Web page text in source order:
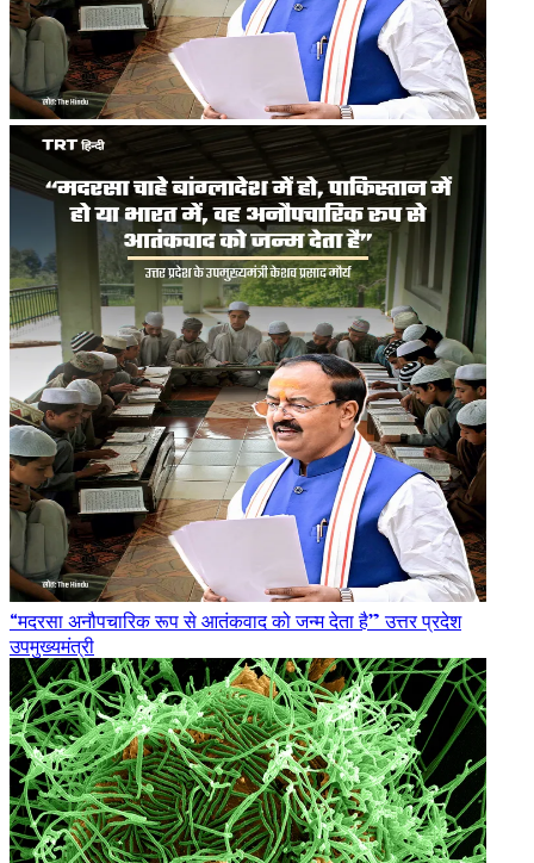
“मदरसा अनौपचारिक रूप से आतंकवाद को जन्म देता है” उत्तर प्रदेश
उपमुख्यमंत्री